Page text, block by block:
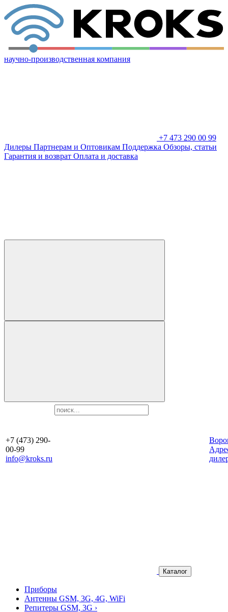
научно-производственная компания
+7 473 290 00 99
Дилеры Партнерам и Оптовикам Поддержка Обзоры, статьи
Гарантия и возврат Оплата и доставка
+7 (473) 290-
00-99
info@kroks.ru
Каталог
Приборы
Антенны GSM, 3G, 4G, WiFi
Репитеры GSM, 3G ›